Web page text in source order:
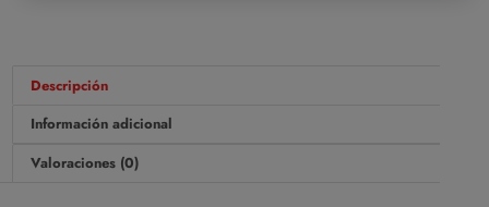
Descripción
Información adicional
Valoraciones (0)